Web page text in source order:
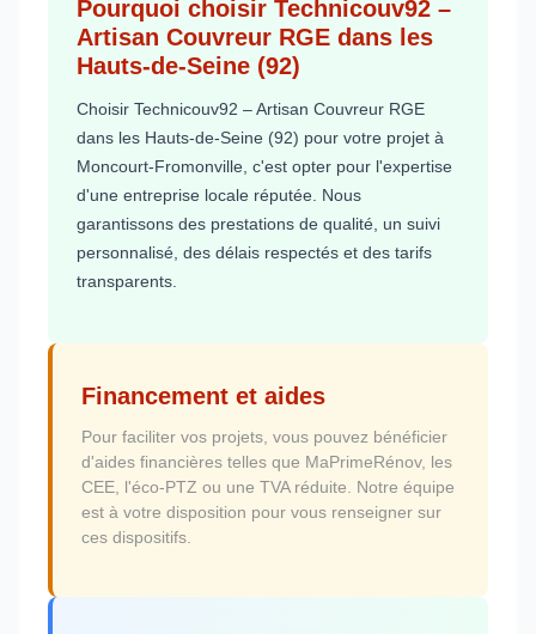
Pourquoi choisir Technicouv92 –
Artisan Couvreur RGE dans les
Hauts-de-Seine (92)
Choisir Technicouv92 – Artisan Couvreur RGE
dans les Hauts-de-Seine (92) pour votre projet à
Moncourt-Fromonville, c'est opter pour l'expertise
d'une entreprise locale réputée. Nous
garantissons des prestations de qualité, un suivi
personnalisé, des délais respectés et des tarifs
transparents.
Financement et aides
Pour faciliter vos projets, vous pouvez bénéficier
d'aides financières telles que MaPrimeRénov, les
CEE, l'éco-PTZ ou une TVA réduite. Notre équipe
est à votre disposition pour vous renseigner sur
ces dispositifs.